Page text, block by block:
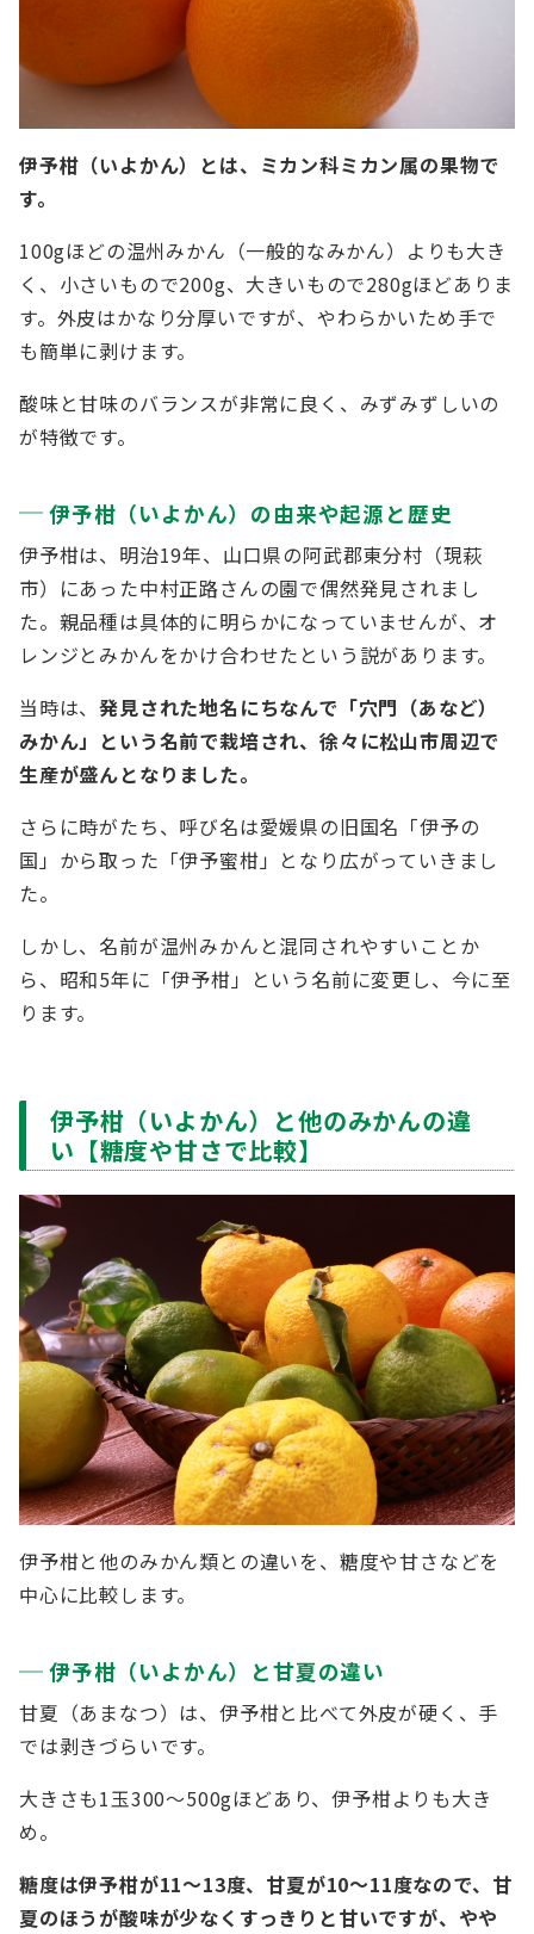
伊予柑（いよかん）とは、ミカン科ミカン属の果物で
す。
100gほどの温州みかん（一般的なみかん）よりも大き
く、小さいもので200g、大きいもので280gほどありま
す。外皮はかなり分厚いですが、やわらかいため手で
も簡単に剥けます。
酸味と甘味のバランスが非常に良く、みずみずしいの
が特徴です。
伊予柑（いよかん）の由来や起源と歴史
伊予柑は、明治19年、山口県の阿武郡東分村（現萩
市）にあった中村正路さんの園で偶然発見されまし
た。親品種は具体的に明らかになっていませんが、オ
レンジとみかんをかけ合わせたという説があります。
当時は、発見された地名にちなんで「穴門（あなど）
みかん」という名前で栽培され、徐々に松山市周辺で
生産が盛んとなりました。
さらに時がたち、呼び名は愛媛県の旧国名「伊予の
国」から取った「伊予蜜柑」となり広がっていきまし
た。
しかし、名前が温州みかんと混同されやすいことか
ら、昭和5年に「伊予柑」という名前に変更し、今に至
ります。
伊予柑（いよかん）と他のみかんの違
い【糖度や甘さで比較】
伊予柑と他のみかん類との違いを、糖度や甘さなどを
中心に比較します。
伊予柑（いよかん）と甘夏の違い
甘夏（あまなつ）は、伊予柑と比べて外皮が硬く、手
では剥きづらいです。
大きさも1玉300～500gほどあり、伊予柑よりも大き
め。
糖度は伊予柑が11～13度、甘夏が10～11度なので、甘
夏のほうが酸味が少なくすっきりと甘いですが、やや